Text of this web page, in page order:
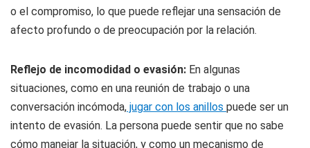
o el compromiso, lo que puede reflejar una sensación de
afecto profundo o de preocupación por la relación.
Reflejo de incomodidad o evasión: En algunas
situaciones, como en una reunión de trabajo o una
conversación incómoda, jugar con los anillos puede ser un
intento de evasión. La persona puede sentir que no sabe
cómo manejar la situación, y como un mecanismo de